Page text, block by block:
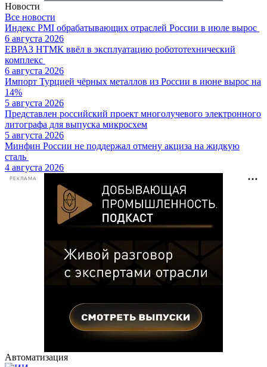
Новости
Все новости
Индекс PMI обрабатывающих отраслей России в июле вырос
6 августа 2026
ЕВРАЗ НТМК ввёл в эксплуатацию робототехнический
комплекс
6 августа 2026
Импорт Турцией чёрных металлов из России в июне вырос на
14%
5 августа 2026
Представлен российский проект многолучевого электронного
литографа для выпуска микросхем
5 августа 2026
Минфин России не поддержал отмену акциза на жидкую
сталь
4 августа 2026
РЕКЛАМА
Автоматизация